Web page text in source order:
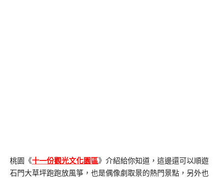
桃園《十一份觀光文化園區》介紹給你知道，這邊還可以順遊
石門大草坪跑跑放風箏，也是偶像劇取景的熱門景點，另外也